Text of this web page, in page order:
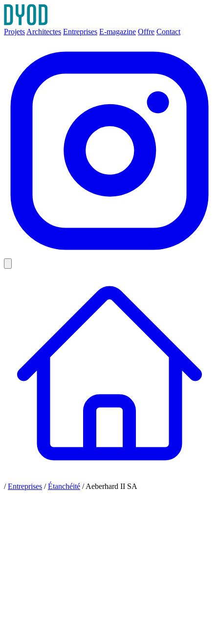
Projets Architectes Entreprises E-magazine Offre Contact
/ Entreprises / Étanchéité /Aeberhard II SA